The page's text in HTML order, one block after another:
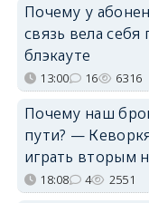
Почему у
связь вела
блэкауте
13:00 16 6316
Почему наш
пути? —
играть вторым
18:08 4 2551